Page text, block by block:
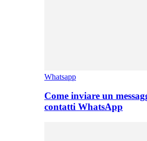
Whatsapp
Come inviare un
contatti WhatsApp